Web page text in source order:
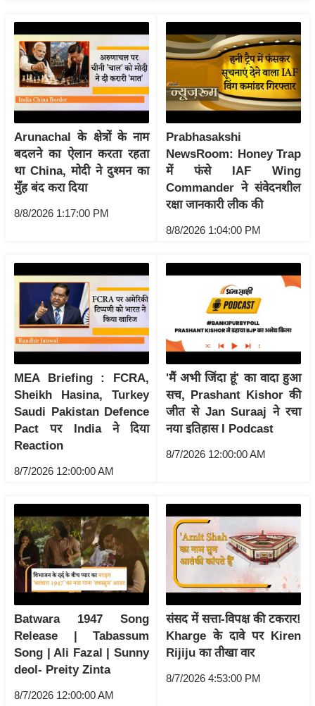
ऑ
टो
व
र्ल्ड
न्यू
ज
ब्री
फ
म
रं
ज
बॉ
ली
वु
ड
हॉ
ली
वु
ड
ल्म
स
मी
क्षा
B
r
e
a
k
i
n
Arunachal के क्षेत्रों के नाम
बदलने का ऐलान करता रहता
था China, मोदी ने दुश्मन का
मुँह बंद करा दिया
8/8/2026 1:17:00 PM
Prabhasakshi
NewsRoom: Honey Trap
में फंसे IAF Wing
Commander ने संवेदनशील
रक्षा जानकारी लीक की
8/8/2026 1:04:00 PM
MEA Briefing : FCRA,
Sheikh Hasina, Turkey
Saudi Pakistan Defence
Pact पर India ने दिया
Reaction
8/7/2026 12:00:00 AM
'मैं अभी जिंदा हूं' का वादा हुआ
सच, Prashant Kishor की
जीत से Jan Suraaj ने रचा
नया इतिहास I Podcast
8/7/2026 12:00:00 AM
Batwara 1947 Song
Release | Tabassum
Song | Ali Fazal | Sunny
deol- Preity Zinta
8/7/2026 12:00:00 AM
संसद में सत्ता-विपक्ष की टकरार!
Kharge के दावे पर Kiren
Rijiju का तीखा वार
8/7/2026 4:53:00 PM